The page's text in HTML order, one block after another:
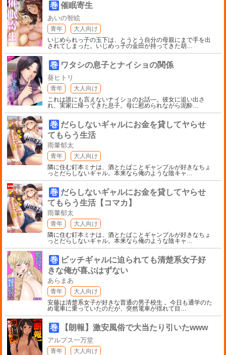
巻 催眠寄生
あいの智絵
青年
大人向け
いじめられっ子の玉下は、とうとう自分の母親にまで手を出
されてしまった。いじめっ子の金田が持ってきた胡
巻 ワタシの息子とナイショの関係
葵ヒトリ
青年
大人向け
これは誰にも言えないナイショのお話―。彼女に追い出さ
れ、実家に帰ってきた息子。母に慰められながら泥酔
巻 だらしないギャルにお金を貸してヤらせ
てもらう生活
雨暈郁太
青年
大人向け
隣に住む釘本ミナは、酒とたばことギャンブルが好きなちょ
っとだらしないギャル。本来なら俺のような陰キャ
巻 だらしないギャルにお金を貸してヤらせ
てもらう生活【コマカ】
雨暈郁太
青年
大人向け
隣に住む釘本ミナは、酒とたばことギャンブルが好きなちょ
っとだらしないギャル。本来なら俺のような陰キャ
巻 ビッチギャルに迫られても清楚系女子好
きな俺が喜ぶはずない
あらまあ
青年
大人向け
安藤は清楚系女子が好きな普通の男子校生 。今日も通学のた
め電車に乗っていたのだが、突然電車が揺れて目
巻 【朗報】激安風俗で大当たり引いたwww
アルプス一万堂
青年
大人向け